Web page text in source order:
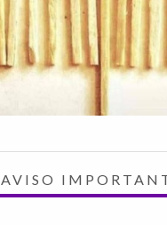
AVISO